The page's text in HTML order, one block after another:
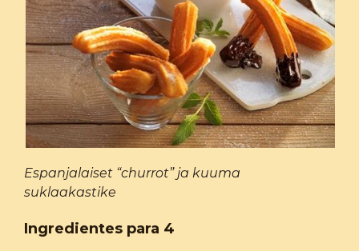
Espanjalaiset “churrot” ja kuuma
suklaakastike
Ingredientes para 4